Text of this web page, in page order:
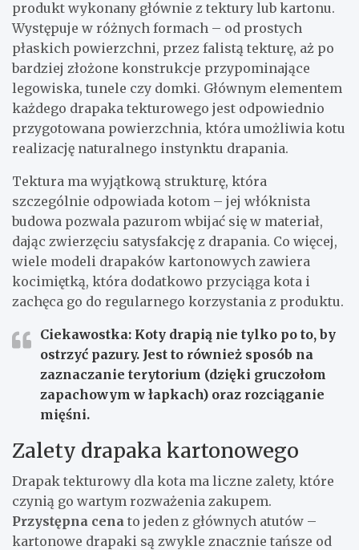
produkt wykonany głównie z tektury lub kartonu.
Występuje w różnych formach – od prostych
płaskich powierzchni, przez falistą tekturę, aż po
bardziej złożone konstrukcje przypominające
legowiska, tunele czy domki. Głównym elementem
każdego drapaka tekturowego jest odpowiednio
przygotowana powierzchnia, która umożliwia kotu
realizację naturalnego instynktu drapania.
Tektura ma wyjątkową strukturę, która
szczególnie odpowiada kotom – jej włóknista
budowa pozwala pazurom wbijać się w materiał,
dając zwierzęciu satysfakcję z drapania. Co więcej,
wiele modeli drapaków kartonowych zawiera
kocimiętką, która dodatkowo przyciąga kota i
zachęca go do regularnego korzystania z produktu.
Ciekawostka: Koty drapią nie tylko po to, by
ostrzyć pazury. Jest to również sposób na
zaznaczanie terytorium (dzięki gruczołom
zapachowym w łapkach) oraz rozciąganie
mięśni.
Zalety drapaka kartonowego
Drapak tekturowy dla kota ma liczne zalety, które
czynią go wartym rozważenia zakupem.
Przystępna cena to jeden z głównych atutów –
kartonowe drapaki są zwykle znacznie tańsze od